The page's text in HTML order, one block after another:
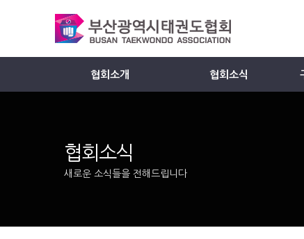
협회소개 협회소식
협회소식
새로운 소식들을 전해드립니다